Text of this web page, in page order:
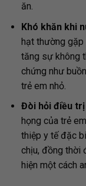
ăn.
Khó khăn khi
hạt thường gặp
tăng sự không
chứng như
trẻ em nhỏ.
Đòi hỏi điều
họng của trẻ
thiệp y tế đặc
chịu, đồng thời
hiện một cách